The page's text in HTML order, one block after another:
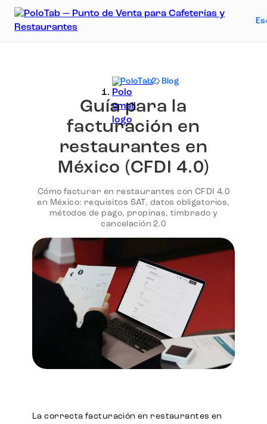
PoloTab Blog
Guía para la
facturación en
restaurantes en
México (CFDI 4.0)
Cómo facturar en restaurantes con CFDI 4.0
en México: requisitos SAT, datos obligatorios,
métodos de pago, propinas, timbrado y
cancelación 2.0
La correcta facturación en restaurantes en